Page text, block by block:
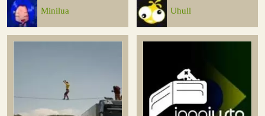
Minilua Uhull